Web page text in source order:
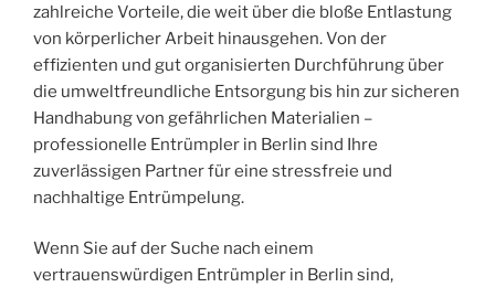
zahlreiche Vorteile, die weit über die bloße Entlastung
von körperlicher Arbeit hinausgehen. Von der
effizienten und gut organisierten Durchführung über
die umweltfreundliche Entsorgung bis hin zur sicheren
Handhabung von gefährlichen Materialien –
professionelle Entrümpler in Berlin sind Ihre
zuverlässigen Partner für eine stressfreie und
nachhaltige Entrümpelung.
Wenn Sie auf der Suche nach einem
vertrauenswürdigen Entrümpler in Berlin sind,